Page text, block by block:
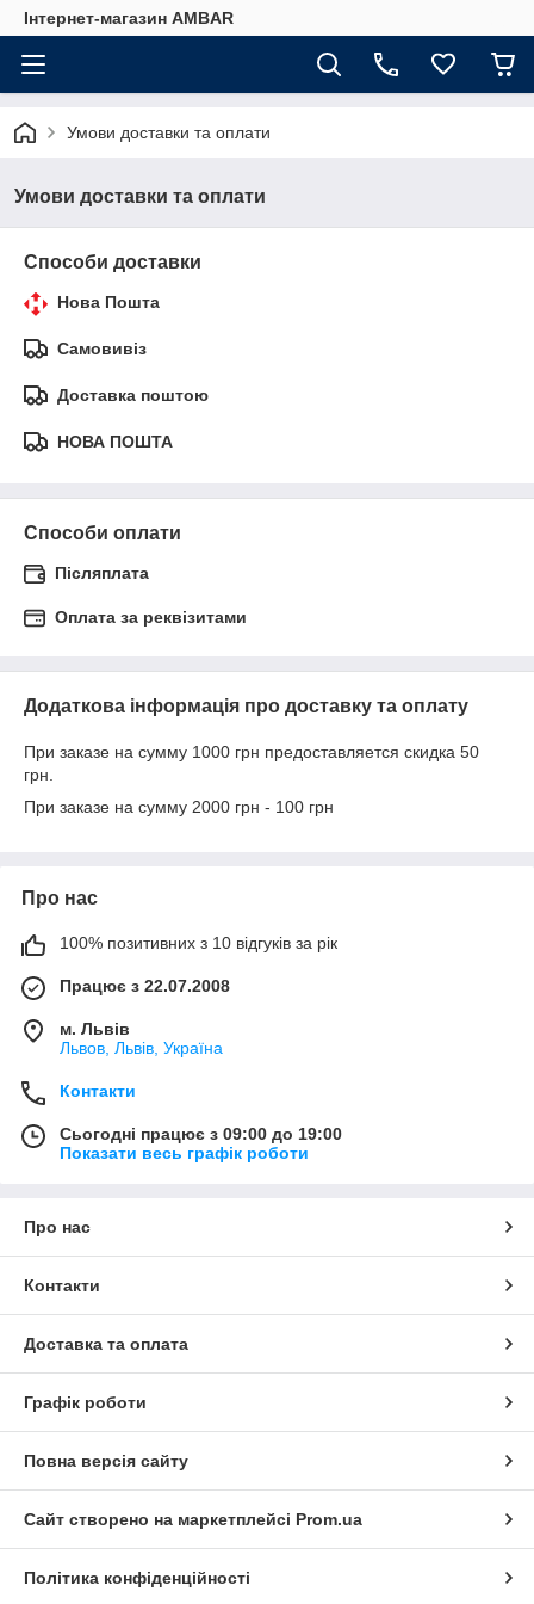
Інтернет-магазин AMBAR
Умови доставки та оплати
Умови доставки та оплати
Способи доставки
Нова Пошта
Самовивіз
Доставка поштою
НОВА ПОШТА
Способи оплати
Післяплата
Оплата за реквізитами
Додаткова інформація про доставку та оплату
При заказе на сумму 1000 грн предоставляется скидка 50
грн.
При заказе на сумму 2000 грн - 100 грн
Про нас
100% позитивних з 10 відгуків за рік
Працює з 22.07.2008
м. Львів
Львов, Львів, Україна
Контакти
Сьогодні працює з 09:00 до 19:00
Показати весь графік роботи
Про нас
Контакти
Доставка та оплата
Графік роботи
Повна версія сайту
Сайт створено на маркетплейсі Prom.ua
Політика конфіденційності